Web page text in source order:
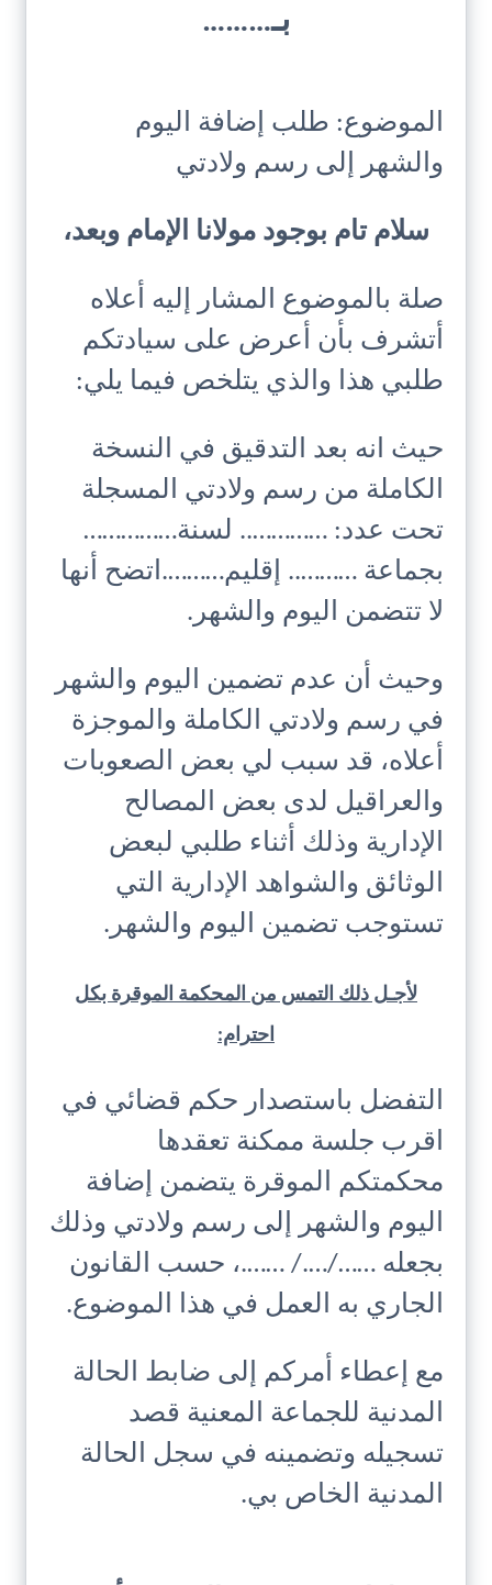
بـ………
الموضوع: طلب إضافة اليوم
والشهر إلى رسم ولادتي
سلام تام بوجود مولانا الإمام وبعد،
صلة بالموضوع المشار إليه أعلاه
أتشرف بأن أعرض على سيادتكم
طلبي هذا والذي يتلخص فيما يلي:
حيث انه بعد التدقيق في النسخة
الكاملة من رسم ولادتي المسجلة
تحت عدد: ………….. لسنة……………
بجماعة ……….. إقليم……….اتضح أنها
لا تتضمن اليوم والشهر.
وحيث أن عدم تضمين اليوم والشهر
في رسم ولادتي الكاملة والموجزة
أعلاه، قد سبب لي بعض الصعوبات
والعراقيل لدى بعض المصالح
الإدارية وذلك أثناء طلبي لبعض
الوثائق والشواهد الإدارية التي
تستوجب تضمين اليوم والشهر.
لأجـل ذلك التمس من المحكمة الموقرة بكل
احترام:
التفضل باستصدار حكم قضائي في
اقرب جلسة ممكنة تعقدها
محكمتكم الموقرة يتضمن إضافة
اليوم والشهر إلى رسم ولادتي وذلك
بجعله ……/…./ …….، حسب القانون
الجاري به العمل في هذا الموضوع.
مع إعطاء أمركم إلى ضابط الحالة
المدنية للجماعة المعنية قصد
تسجيله وتضمينه في سجل الحالة
المدنية الخاص بي.